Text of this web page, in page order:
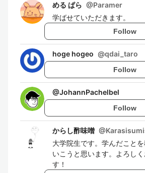
める ぱら @Paramer
学ばせていただきます。
Follow
hoge hogeo @qdai_taro
Follow
@JohannPachelbel
Follow
からし酢味噌 @
大学院生です。学んだこと
いこうと思います。よろし
す！